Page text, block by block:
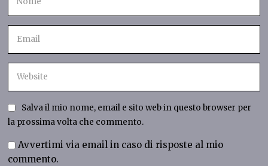
Salva il mio nome, email e sito web in questo browser per
la prossima volta che commento.
Avvertimi via email in caso di risposte al mio
commento.